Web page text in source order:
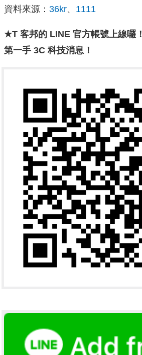
資料來源： 36kr、 1111
★T 客邦的 LINE 官方帳號上線囉！
第一手 3C 科技消息！